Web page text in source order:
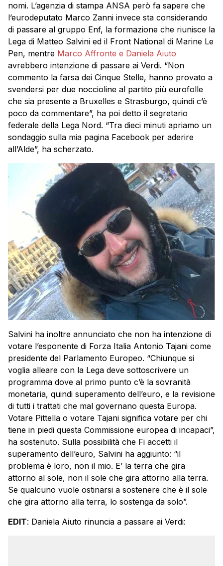
nomi. L’agenzia di stampa ANSA però fa sapere che
l’eurodeputato Marco Zanni invece sta considerando
di passare al gruppo Enf, la formazione che riunisce la
Lega di Matteo Salvini ed il Front National di Marine Le
Pen, mentre Marco Affronte e Daniela Aiuto
avrebbero intenzione di passare ai Verdi. “Non
commento la farsa dei Cinque Stelle, hanno provato a
svendersi per due noccioline al partito più eurofolle
che sia presente a Bruxelles e Strasburgo, quindi c’è
poco da commentare”, ha poi detto il segretario
federale della Lega Nord. “Tra dieci minuti apriamo un
sondaggio sulla mia pagina Facebook per aderire
all’Alde”, ha scherzato.
Salvini ha inoltre annunciato che non ha intenzione di
votare l’esponente di Forza Italia Antonio Tajani come
presidente del Parlamento Europeo. “Chiunque si
voglia alleare con la Lega deve sottoscrivere un
programma dove al primo punto c’è la sovranità
monetaria, quindi superamento dell’euro, e la revisione
di tutti i trattati che mal governano questa Europa.
Votare Pittella o votare Tajani significa votare per chi
tiene in piedi questa Commissione europea di incapaci”,
ha sostenuto. Sulla possibilità che Fi accetti il
superamento dell’euro, Salvini ha aggiunto: “il
problema è loro, non il mio. E’ la terra che gira
attorno al sole, non il sole che gira attorno alla terra.
Se qualcuno vuole ostinarsi a sostenere che è il sole
che gira attorno alla terra, lo sostenga da solo”.
EDIT: Daniela Aiuto rinuncia a passare ai Verdi: